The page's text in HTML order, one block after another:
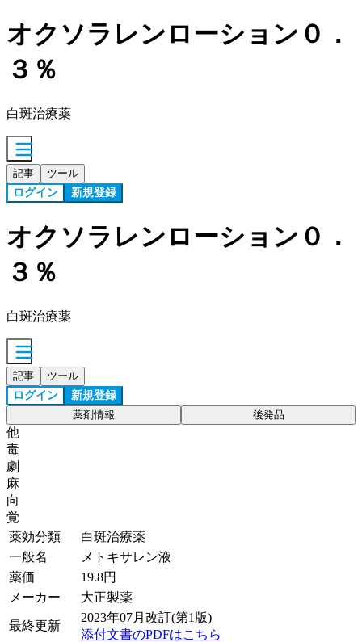
オクソラレンローション０．
３％
白斑治療薬
記事 ツール
ログイン 新規登録
オクソラレンローション０．
３％
白斑治療薬
記事 ツール
ログイン 新規登録
薬剤情報 後発品
他
毒
劇
麻
向
覚
薬効分類
白斑治療薬
一般名
メトキサレン液
薬価
19.8円
メーカー
大正製薬
最終更新
2023年07月改訂(第1版)
添付文書のPDFはこちら